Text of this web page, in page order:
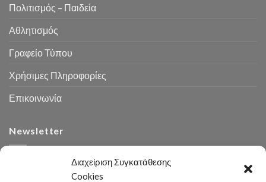
Διαχείριση Συγκατάθεσης
Cookies
Πολιτισμός – Παιδεία
Αθλητισμός
Γραφείο Τύπου
Χρήσιμες Πληροφορίες
Επικοινωνία
Newsletter